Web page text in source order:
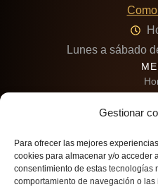
Gestionar
Para ofrecer las mejores
cookies para almacenar y/o acceder
consentimiento de estas tecnologías
comportamiento de navegación o
Lunes a sábado
Salud